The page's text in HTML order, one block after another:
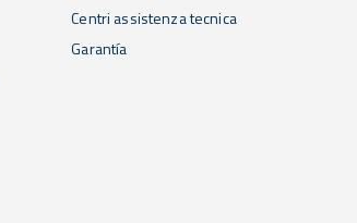
Centri assistenza tecnica
Garantía